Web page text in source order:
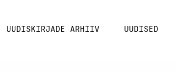
UUDISKIRJADE ARHIIV UUDISED